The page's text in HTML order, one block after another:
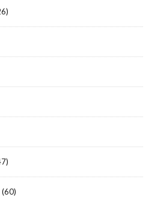
(60)